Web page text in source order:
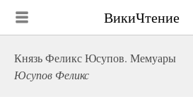
ВикиЧтение
Князь Феликс Юсупов. Мемуары
Юсупов Феликс